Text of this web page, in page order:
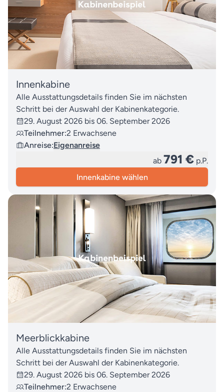
Innenkabine
Alle Ausstattungsdetails finden Sie im nächsten
Schritt bei der Auswahl der Kabinenkategorie.
29. August 2026 bis 06. September 2026
Teilnehmer:2 Erwachsene
Anreise:Eigenanreise
ab 791 € p.P.
Innenkabine wählen
Meerblickkabine
Alle Ausstattungsdetails finden Sie im nächsten
Schritt bei der Auswahl der Kabinenkategorie.
29. August 2026 bis 06. September 2026
Teilnehmer:2 Erwachsene